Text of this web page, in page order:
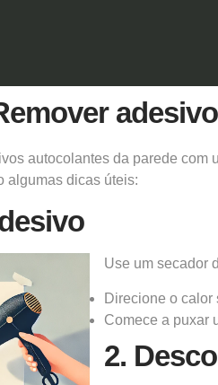
autocolantes da parede
algumas dicas úteis:
Use um secador
Direcione o calor
Comece a puxar
2.